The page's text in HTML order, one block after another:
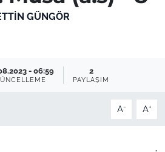
GÜNGÖR
- 06:59 2
PAYLAŞIM
A- A+
.